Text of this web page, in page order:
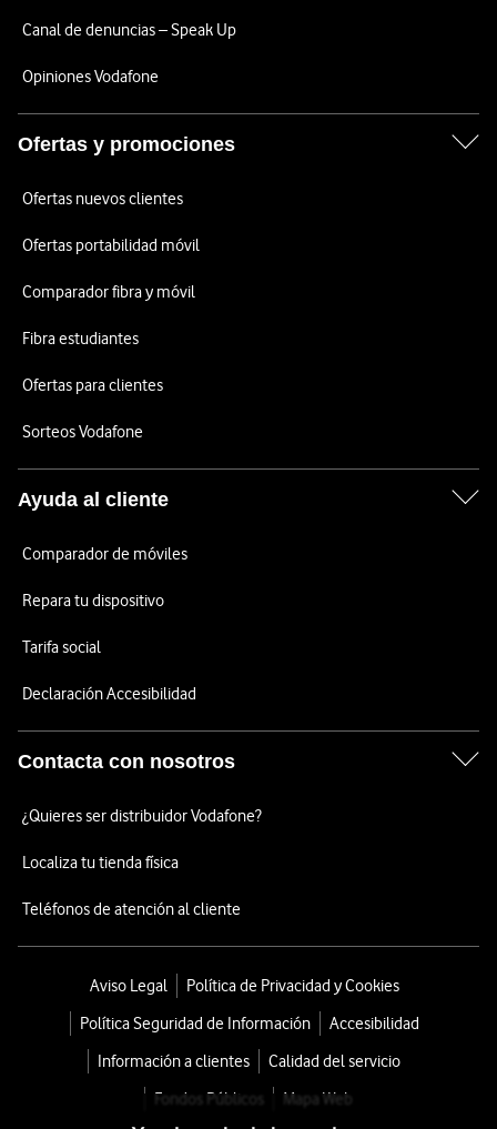
Canal de denuncias – Speak Up
Opiniones Vodafone
Ofertas y promociones
Ofertas nuevos clientes
Ofertas portabilidad móvil
Comparador fibra y móvil
Fibra estudiantes
Ofertas para clientes
Sorteos Vodafone
Ayuda al cliente
Comparador de móviles
Repara tu dispositivo
Tarifa social
Declaración Accesibilidad
Contacta con nosotros
¿Quieres ser distribuidor Vodafone?
Localiza tu tienda física
Teléfonos de atención al cliente
Aviso Legal
Política de Privacidad y Cookies
Política Seguridad de Información
Accesibilidad
Información a clientes
Calidad del servicio
Fondos Públicos
Mapa Web